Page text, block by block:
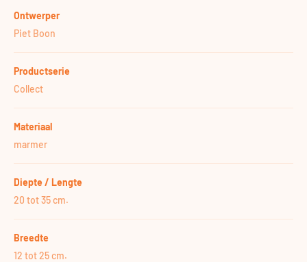
Ontwerper
Piet Boon
Productserie
Collect
Materiaal
marmer
Diepte / Lengte
20 tot 35 cm.
Breedte
12 tot 25 cm.